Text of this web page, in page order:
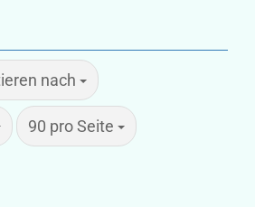
nach
nach
90 pro Seite
pro Seite